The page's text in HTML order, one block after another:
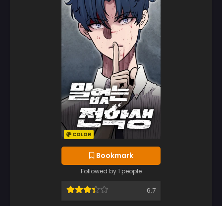
COLOR
Bookmark
Followed by 1 people
6.7